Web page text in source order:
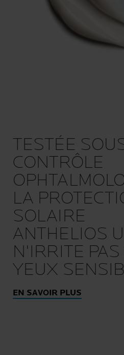
TESTÉE
CONTRÔLE
LA
SOLAIRE
ANTHELIOS
N'IRRITE
YEUX
EN SAVOIR PLUS